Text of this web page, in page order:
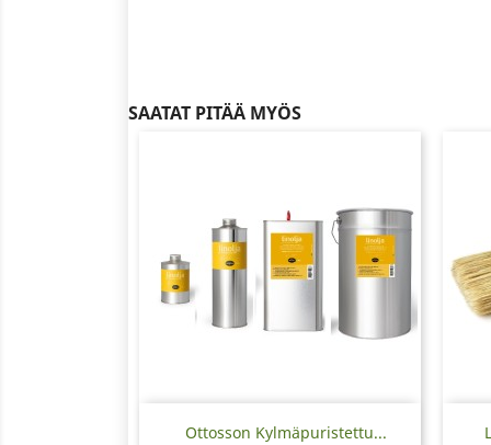
SAATAT PITÄÄ MYÖS
Ottosson Kylmäpuristettu...
Pikakatselu